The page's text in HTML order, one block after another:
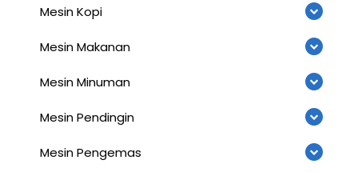
Mesin Kopi
Mesin Makanan
Mesin Minuman
Mesin Pendingin
Mesin Pengemas